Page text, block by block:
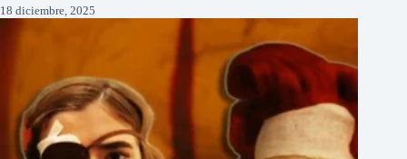
18 diciembre, 2025